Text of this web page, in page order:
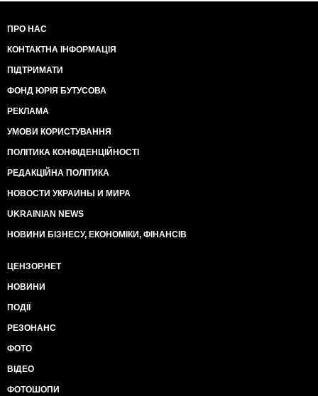
ПРО НАС
КОНТАКТНА ІНФОРМАЦІЯ
ПІДТРИМАТИ
ФОНД ЮРІЯ БУТУСОВА
РЕКЛАМА
УМОВИ КОРИСТУВАННЯ
ПОЛІТИКА КОНФІДЕНЦІЙНОСТІ
РЕДАКЦІЙНА ПОЛІТИКА
НОВОСТИ УКРАИНЫ И МИРА
UKRAINIAN NEWS
НОВИНИ БІЗНЕСУ, ЕКОНОМІКИ, ФІНАНСІВ
ЦЕНЗОР.НЕТ
НОВИНИ
ПОДІЇ
РЕЗОНАНС
ФОТО
ВІДЕО
ФОТОШОПИ